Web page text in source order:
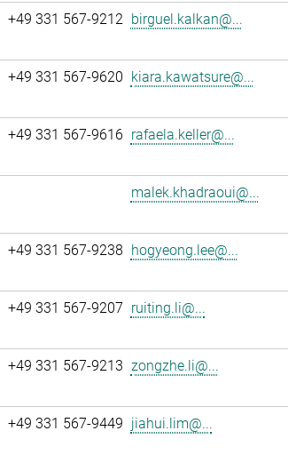
+49 331 567-9212 birguel.kalkan@...
+49 331 567-9620 kiara.kawatsure@...
+49 331 567-9616 rafaela.keller@...
malek.khadraoui@...
+49 331 567-9238 hogyeong.lee@...
+49 331 567-9207 ruiting.li@...
+49 331 567-9213 zongzhe.li@...
+49 331 567-9449 jiahui.lim@...